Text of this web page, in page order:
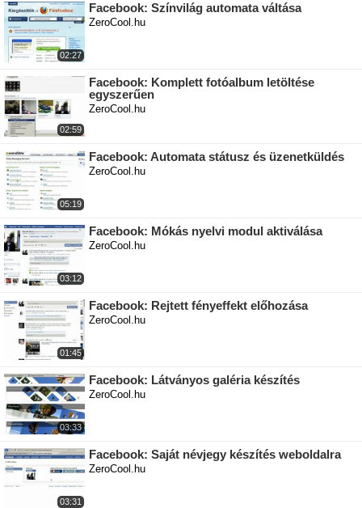
02:27
Facebook: Színvilág automata váltása
ZeroCool.hu
02:59
Facebook: Komplett fotóalbum letöltése
egyszerűen
ZeroCool.hu
05:19
Facebook: Automata státusz és üzenetküldés
ZeroCool.hu
03:12
Facebook: Mókás nyelvi modul aktiválása
ZeroCool.hu
01:45
Facebook: Rejtett fényeffekt előhozása
ZeroCool.hu
03:33
Facebook: Látványos galéria készítés
ZeroCool.hu
03:31
Facebook: Saját névjegy készítés weboldalra
ZeroCool.hu